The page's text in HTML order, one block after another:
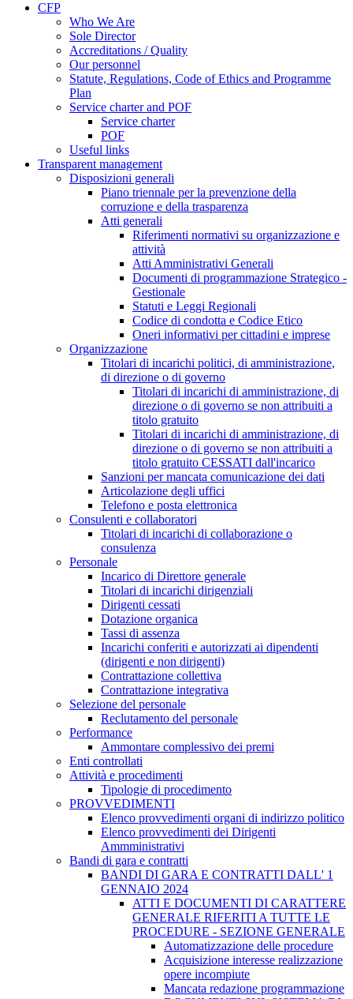
CFP
Who We Are
Sole Director
Accreditations / Quality
Our personnel
Statute, Regulations, Code of Ethics and Programme
Plan
Service charter and POF
Service charter
POF
Useful links
Transparent management
Disposizioni generali
Piano triennale per la prevenzione della
corruzione e della trasparenza
Atti generali
Riferimenti normativi su organizzazione e
attività
Atti Amministrativi Generali
Documenti di programmazione Strategico -
Gestionale
Statuti e Leggi Regionali
Codice di condotta e Codice Etico
Oneri informativi per cittadini e imprese
Organizzazione
Titolari di incarichi politici, di amministrazione,
di direzione o di governo
Titolari di incarichi di amministrazione, di
direzione o di governo se non attribuiti a
titolo gratuito
Titolari di incarichi di amministrazione, di
direzione o di governo se non attribuiti a
titolo gratuito CESSATI dall'incarico
Sanzioni per mancata comunicazione dei dati
Articolazione degli uffici
Telefono e posta elettronica
Consulenti e collaboratori
Titolari di incarichi di collaborazione o
consulenza
Personale
Incarico di Direttore generale
Titolari di incarichi dirigenziali
Dirigenti cessati
Dotazione organica
Tassi di assenza
Incarichi conferiti e autorizzati ai dipendenti
(dirigenti e non dirigenti)
Contrattazione collettiva
Contrattazione integrativa
Selezione del personale
Reclutamento del personale
Performance
Ammontare complessivo dei premi
Enti controllati
Attività e procedimenti
Tipologie di procedimento
PROVVEDIMENTI
Elenco provvedimenti organi di indirizzo politico
Elenco provvedimenti dei Dirigenti
Ammministrativi
Bandi di gara e contratti
BANDI DI GARA E CONTRATTI DALL' 1
GENNAIO 2024
ATTI E DOCUMENTI DI CARATTERE
GENERALE RIFERITI A TUTTE LE
PROCEDURE - SEZIONE GENERALE
Automatizzazione delle procedure
Acquisizione interesse realizzazione
opere incompiute
Mancata redazione programmazione